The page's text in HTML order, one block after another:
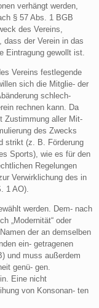
verhängt werden,
§ 57 Abs. 1 BGB
des Vereins,
dass der Verein in das
Eintragung gewollt ist.
Vereins festlegende
sich die Mitglie- der
schlech-
rechnen kann. Da
Zustimmung aller Mit-
des Zwecks
strikt (z. B. Förderung
Sports), wie es für den
Regelungen
Verwirklichung des in
1 AO).
werden. Dem- nach
„Modernität“ oder
der an demselben
ein- getragenen
und muss außerdem
genü- gen.
Eine nicht
von Konsonan- ten